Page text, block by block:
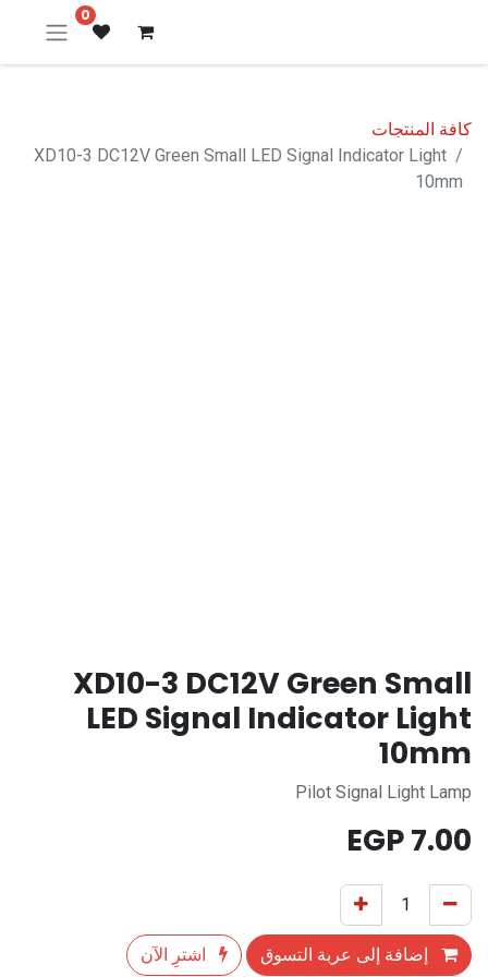
0
كافة المنتجات
XD10-3 DC12V Green Small LED Signal Indicator Light
10mm
XD10-3 DC12V Green Small
LED Signal Indicator Light
10mm
Pilot Signal Light Lamp
7.00
إضافة إلى عربة التسوق اشترِ الآن